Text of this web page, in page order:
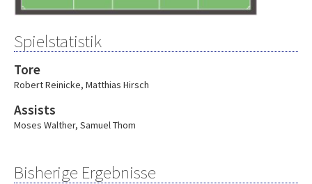
Spielstatistik
Tore
Robert Reinicke, Matthias Hirsch
Assists
Moses Walther, Samuel Thom
Bisherige Ergebnisse